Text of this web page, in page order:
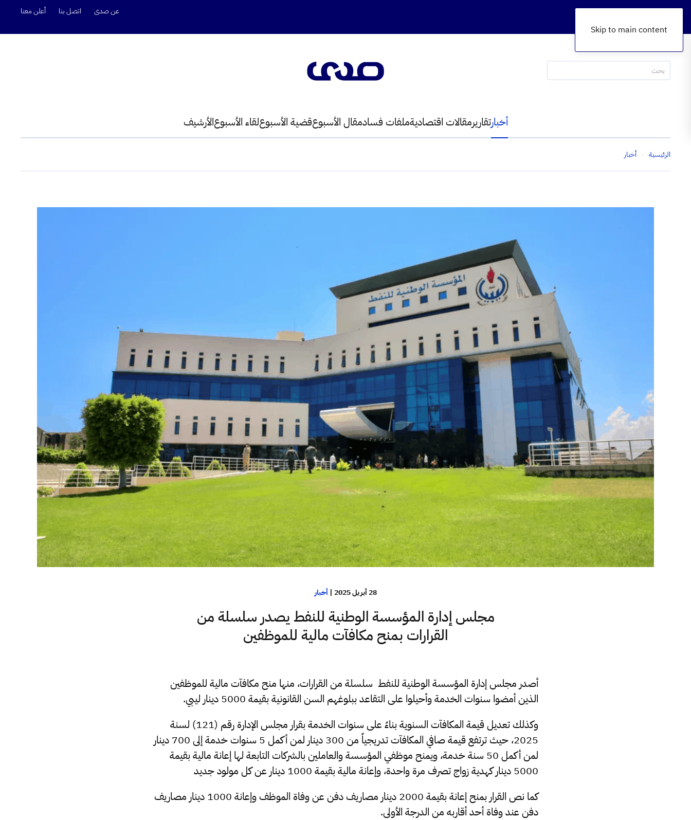
Skip to main content
عن صدى اتصل بنا أعلن معنا
أخبارتقاريرمقالات اقتصاديةملفات فسادمقال الأسبوعقضية الأسبوعلقاء الأسبوعالأرشيف
الرئيسية أخبار
28 أبريل 2025 |أخبار
مجلس إدارة المؤسسة الوطنية للنفط يصدر سلسلة من
القرارات بمنح مكافآت مالية للموظفين
أصدر مجلس إدارة المؤسسة الوطنية للنفط سلسلة من القرارات، منها منح مكافآت مالية للموظفين
الذين أمضوا سنوات الخدمة وأحيلوا على التقاعد ببلوغهم السن القانونية بقيمة 5000 دينار ليبي.
وكذلك تعديل قيمة المكافآت السنوية بناءً على سنوات الخدمة بقرار مجلس الإدارة رقم (121) لسنة
2025، حيث ترتفع قيمة صافي المكافآت تدريجياً من 300 دينار لمن أكمل 5 سنوات خدمة إلى 700 دينار
لمن أكمل 50 سنة خدمة، ويمنح موظفي المؤسسة والعاملين بالشركات التابعة لها إعانة مالية بقيمة
5000 دينار كهدية زواج تصرف مرة واحدة، وإعانة مالية بقيمة 1000 دينار عن كل مولود جديد
كما نص القرار بمنح إعانة بقيمة 2000 دينار مصاريف دفن عن وفاة الموظف وإعانة 1000 دينار مصاريف
دفن عند وفاة أحد أقاربه من الدرجة الأولى.